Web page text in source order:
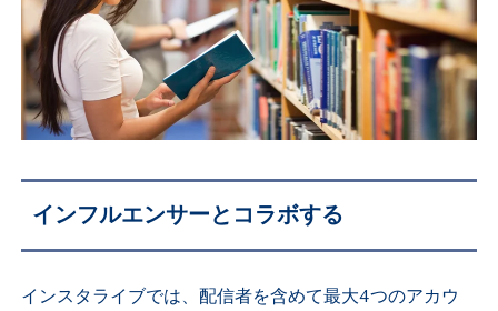
インフルエンサーとコラボする
インスタライブでは、配信者を含めて最大4つのアカウ